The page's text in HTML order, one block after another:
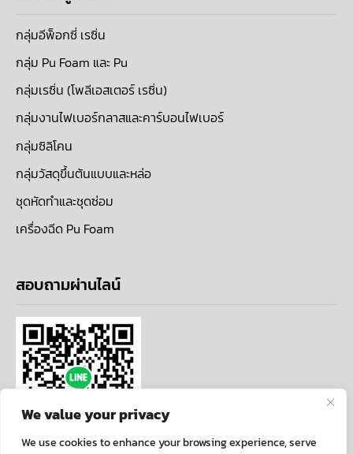
We value your privacy
We use cookies to enhance your browsing experience, serve
กลุ่มอีพ็อกซี่ เรซิ่น
กลุ่ม Pu Foam และ Pu
กลุ่มเรซิ่น (โพลีเอสเตอร์ เรซิ่น)
กลุ่มงานไฟเบอร์กลาสและคาร์บอนไฟเบอร์
กลุ่มซิลิโคน
กลุ่มวัสดุขึ้นต้นแบบและหล่อ
ชุดหัดทำและชุดซ่อม
เครื่องฉีด Pu Foam
สอบถามผ่านไลน์